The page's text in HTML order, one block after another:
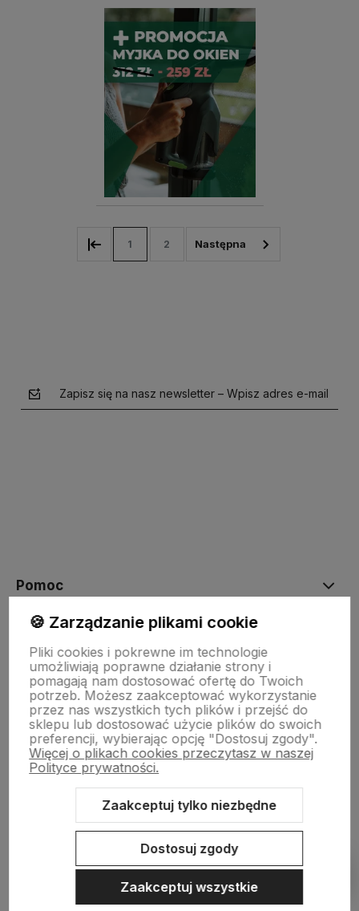
1 2
Zapisz się na nasz newsletter – Wpisz adres e-mail
Pomoc
Płatności i dostawa
Informacje
Sklep internetowy Shoper.pl Szablon Shoper Modern 3.0™
GrowCommerce
🍪 Zarządzanie plikami cookie
Pliki cookies i pokrewne im technologie
umożliwiają poprawne działanie strony i
pomagają nam dostosować ofertę do Twoich
potrzeb. Możesz zaakceptować wykorzystanie
przez nas wszystkich tych plików i przejść do
sklepu lub dostosować użycie plików do swoich
preferencji, wybierając opcję "Dostosuj zgody".
Więcej o plikach cookies przeczytasz w naszej
Polityce prywatności.
Zaakceptuj tylko niezbędne
Dostosuj zgody
Zaakceptuj wszystkie